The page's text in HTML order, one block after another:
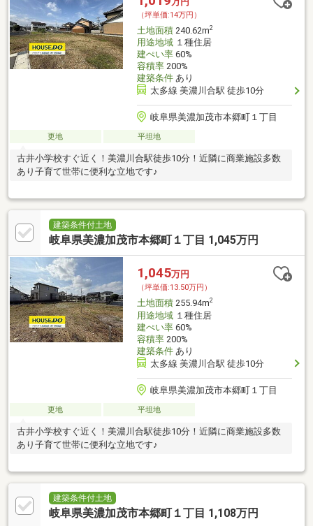
（坪単価:14万円）
土地面積240.62m2
用途地域１種住居
建ぺい率60%
容積率200%
建築条件あり
太多線 美濃川合駅 徒歩10分
岐阜県美濃加茂市本郷町１丁目
更地 平坦地
古井小学校すぐ近く！美濃川合駅徒歩10分！近隣に商業施設多数
あり子育て世帯に便利な立地です♪
建築条件付土地
岐阜県美濃加茂市本郷町１丁目 1,045万円
1,045万円
（坪単価:13.50万円）
土地面積255.94m2
用途地域１種住居
建ぺい率60%
容積率200%
建築条件あり
太多線 美濃川合駅 徒歩10分
岐阜県美濃加茂市本郷町１丁目
更地 平坦地
古井小学校すぐ近く！美濃川合駅徒歩10分！近隣に商業施設多数
あり子育て世帯に便利な立地です♪
建築条件付土地
岐阜県美濃加茂市本郷町１丁目 1,108万円